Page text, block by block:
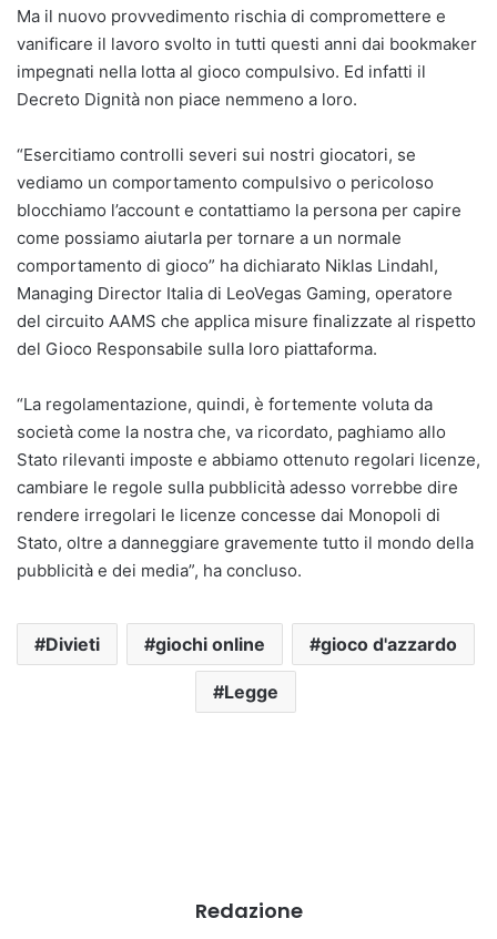
Ma il nuovo provvedimento rischia di compromettere e
vanificare il lavoro svolto in tutti questi anni dai bookmaker
impegnati nella lotta al gioco compulsivo. Ed infatti il
Decreto Dignità non piace nemmeno a loro.
“Esercitiamo controlli severi sui nostri giocatori, se
vediamo un comportamento compulsivo o pericoloso
blocchiamo l’account e contattiamo la persona per capire
come possiamo aiutarla per tornare a un normale
comportamento di gioco” ha dichiarato Niklas Lindahl,
Managing Director Italia di LeoVegas Gaming, operatore
del circuito AAMS che applica misure finalizzate al rispetto
del Gioco Responsabile sulla loro piattaforma.
“La regolamentazione, quindi, è fortemente voluta da
società come la nostra che, va ricordato, paghiamo allo
Stato rilevanti imposte e abbiamo ottenuto regolari licenze,
cambiare le regole sulla pubblicità adesso vorrebbe dire
rendere irregolari le licenze concesse dai Monopoli di
Stato, oltre a danneggiare gravemente tutto il mondo della
pubblicità e dei media”, ha concluso.
Divieti giochi online gioco d'azzardo
Legge
Redazione